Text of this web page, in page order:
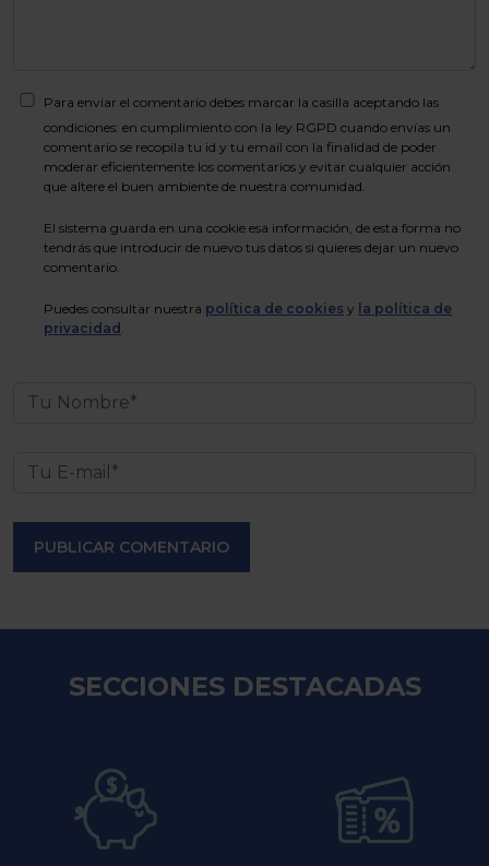
Para enviar el comentario debes marcar la casilla aceptando las
condiciones: en cumplimiento con la ley RGPD cuando envías un
comentario se recopila tu id y tu email con la finalidad de poder
moderar eficientemente los comentarios y evitar cualquier acción
que altere el buen ambiente de nuestra comunidad.
El sistema guarda en una cookie esa información, de esta forma no
tendrás que introducir de nuevo tus datos si quieres dejar un nuevo
comentario.
Puedes consultar nuestra política de cookies y la política de
privacidad
PUBLICAR COMENTARIO
SECCIONES DESTACADAS